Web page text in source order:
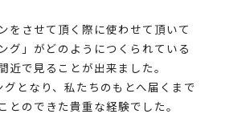
をさせて頂く際に使わせて頂いて
グ」がどのようにつくられている
近で見ることが出来ました。
となり、私たちのもとへ届くまで
とのできた貴重な経験でした。